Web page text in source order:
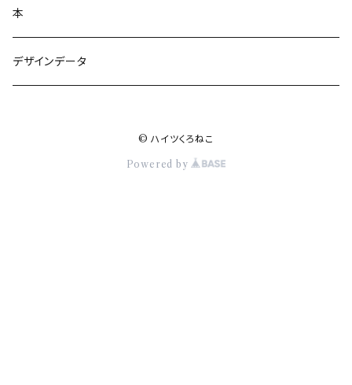
紙モノ
メッセージカード
バッグ
本
デザインデータ
© ハイツくろねこ
Powered by